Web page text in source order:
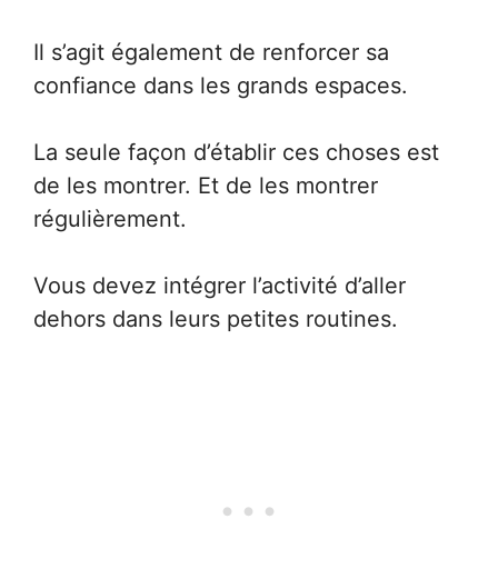
Il s’agit également de renforcer sa
confiance dans les grands espaces.
La seule façon d’établir ces choses est
de les montrer. Et de les montrer
régulièrement.
Vous devez intégrer l’activité d’aller
dehors dans leurs petites routines.